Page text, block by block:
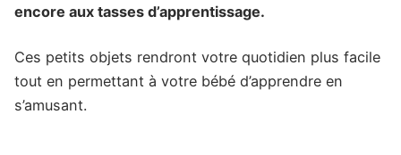
encore aux tasses d’apprentissage.
Ces petits objets rendront votre quotidien plus facile
tout en permettant à votre bébé d’apprendre en
s’amusant.